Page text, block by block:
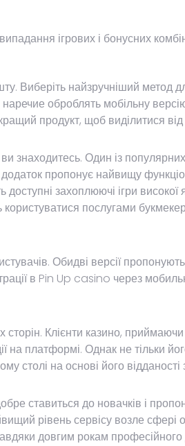
ігрових і бонусних
Виберіть найзручніший метод
наречие оброблять мобільну
продукт, щоб виділитися від
знаходитесь. Один із
пропонує найвищу
захоплюючі ігри високої
послугами
Обидві версії
в Pin Up casino через
Клієнти казино,
на платформі. Однак не тільки
столі на основі його відданості
ставиться до новачків і
рівень сервісу возле сфері
довгим рокам професійного